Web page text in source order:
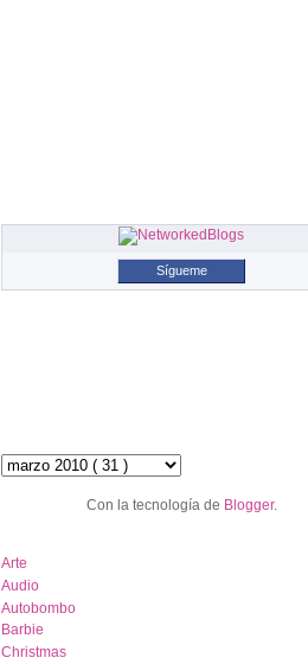
Sígueme
Con la tecnología de Blogger.
Arte
Audio
Autobombo
Barbie
Christmas